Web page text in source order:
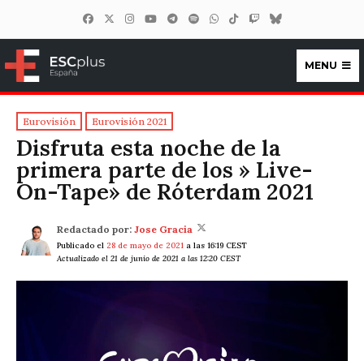
ESCplus España
MENU
Eurovisión Eurovisión 2021
Disfruta esta noche de la
primera parte de los » Live-
On-Tape» de Róterdam 2021
Redactado por: Jose Gracia
Publicado el 28 de mayo de 2021 a las 16:19 CEST
Actualizado el 21 de junio de 2021 a las 12:20 CEST